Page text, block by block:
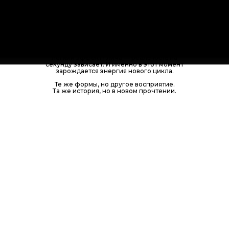
секунду зависает. И именно в этот момент
зарождается энергия нового цикла.
Те же формы, но другое восприятие.
Та же история, но в новом прочтении.